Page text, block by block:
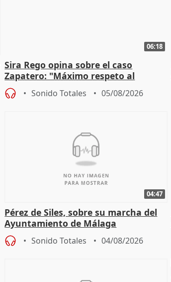
06:18
Sira Rego opina sobre el caso
Zapatero: "Máximo respeto al
proceso judicial"
Sonido Totales 05/08/2026
04:47
Pérez de Siles, sobre su marcha del
Ayuntamiento de Málaga
Sonido Totales 04/08/2026